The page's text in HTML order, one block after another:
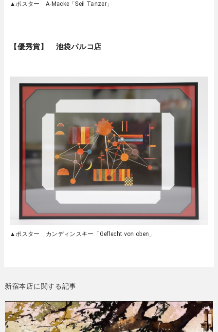
▲ポスター A-Macke「Seil Tanzer」
【優秀賞】 池袋パルコ店
▲ポスター カンディンスキー「Geflecht von oben」
新宿本店に関する記事